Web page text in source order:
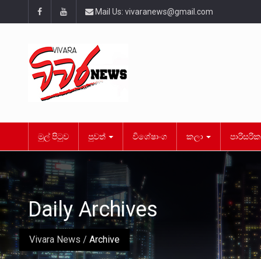
Mail Us: vivaranews@gmail.com
මුල් පිටුව පුවත් විශේෂාංග කලා පාරිසරික
Vivara News / Archive
Daily Archives